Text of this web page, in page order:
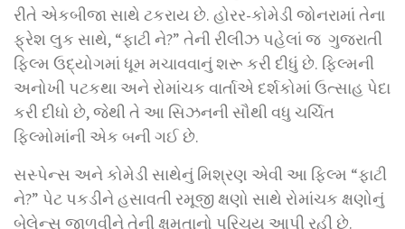
રીતે એકબીજા સાથે ટકરાય છે. હોરર-કોમેડી જોનરામાં તેના
ફ્રેશ લુક સાથે, “ફાટી ને?” તેની રીલીઝ પહેલાં જ ગુજરાતી
ફિલ્મ ઉદ્યોગમાં ધૂમ મચાવવાનું શરૂ કરી દીધું છે. ફિલ્મની
અનોખી પટકથા અને રોમાંચક વાર્તાએ દર્શકોમાં ઉત્સાહ પેદા
કરી દીધો છે, જેથી તે આ સિઝનની સૌથી વધુ ચર્ચિત
ફિલ્મોમાંની એક બની ગઈ છે.
સસ્પેન્સ અને કોમેડી સાથેનું મિશ્રણ એવી આ ફિલ્મ “ફાટી
ને?” પેટ પકડીને હસાવતી રમૂજી ક્ષણો સાથે રોમાંચક ક્ષણોનું
બેલેન્સ જાળવીને તેની ક્ષમતાનો પરિચય આપી રહી છે.